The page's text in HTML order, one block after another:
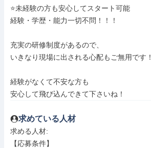
⭐️未経験の方も安心してスタート可能
経験・学歴・能力一切不問！！！
充実の研修制度があるので、
いきなり現場に出される心配もご無用です！
経験がなくて不安な方も
安心して飛び込んできて下さいね！
求めている人材
求める人材:
【応募条件】